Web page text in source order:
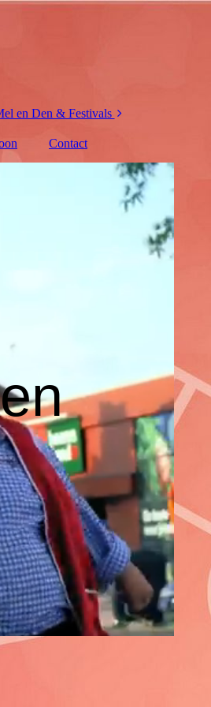
en Den & Festivals
7th Sunday Festival
Hoessenbosch
Festival
Brixental
Heerlijk Hemelrijk
Festival!
Contact